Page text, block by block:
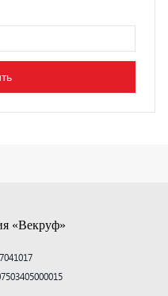
«Векруф»